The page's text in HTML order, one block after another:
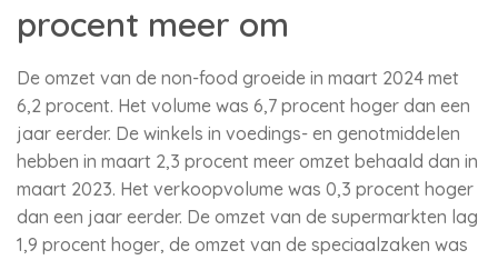
procent meer om
De omzet van de non-food groeide in maart 2024 met
6,2 procent. Het volume was 6,7 procent hoger dan een
jaar eerder. De winkels in voedings- en genotmiddelen
hebben in maart 2,3 procent meer omzet behaald dan in
maart 2023. Het verkoopvolume was 0,3 procent hoger
dan een jaar eerder. De omzet van de supermarkten lag
1,9 procent hoger, de omzet van de speciaalzaken was